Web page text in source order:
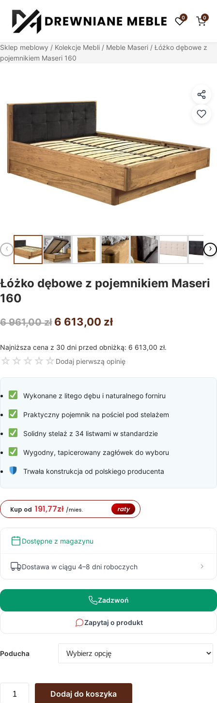
0 0
Sklep meblowy / Kolekcje Mebli / Meble Maseri / Łóżko dębowe z
pojemnikiem Maseri 160
‹ ›
Łóżko dębowe z pojemnikiem Maseri
160
6 961,00zł Pierwotna
wynosiła:
6 613,00 złAktualna
wynosi:
Najniższa cena z 30 dni przed obniżką: 6 613,00 zł.
☆ ☆ ☆ ☆ ☆ Dodaj pierwszą opinię
Wykonane z litego dębu i naturalnego forniru
Praktyczny pojemnik na pościel pod stelażem
Solidny stelaż z 34 listwami w standardzie
Wygodny, tapicerowany zagłówek do wyboru
Trwała konstrukcja od polskiego producenta
Kup od 191,77zł /mies. raty
Dostępne z magazynu
Dostawa w ciągu 4–8 dni roboczych
Zadzwoń
Zapytaj o produkt
Poducha
Łóżko
Dodaj do koszyka